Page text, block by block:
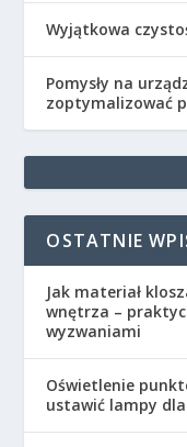
Wyjątkowa
Pomysły na
zoptymalizować
OSTATNIE
Jak materiał
wnętrza –
wyzwaniami
Oświetlenie
ustawić lampy